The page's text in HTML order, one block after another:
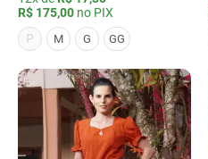
R$ 175,00 no PIX
P
M G GG